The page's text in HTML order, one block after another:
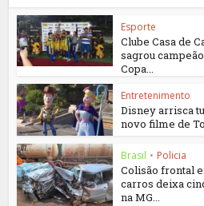
Esporte
Clube Casa de
sagrou campeão
Copa...
Entretenimento
Disney arrisca
novo filme de
Brasil • Policia
Colisão frontal
carros deixa
na MG...